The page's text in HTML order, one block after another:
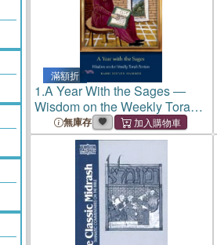
滿額折
1.A Year With the Sages ―
Wisdom on the Weekly Torah
Portion無庫存